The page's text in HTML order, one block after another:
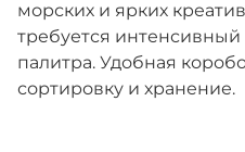
морских и ярких
требуется интенсивный
палитра. Удобная
сортировку и хранение.